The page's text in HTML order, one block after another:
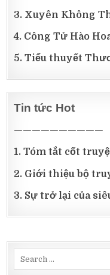
3. Xuyên Không
4. Công Tử Hào
5. Tiểu thuyết
Tin tức Hot
——————————
1. Tóm tắt cốt
2. Giới thiệu bộ
3. Sự trở lại của